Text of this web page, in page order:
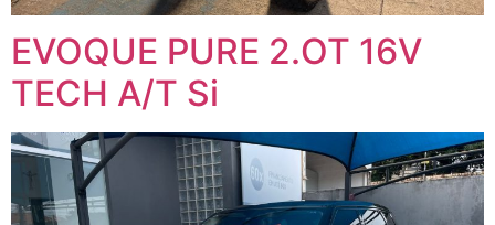
EVOQUE PURE 2.OT 16V
TECH A/T Si